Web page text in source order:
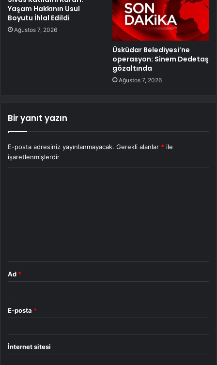
Yaşam Hakkının Usul
Boyutu İhlal Edildi
Ağustos 7, 2026
Üsküdar Belediyesi’ne
operasyon: Sinem Dedetaş
gözaltında
Ağustos 7, 2026
Bir yanıt yazın
E-posta adresiniz yayınlanmayacak. Gerekli alanlar * ile
işaretlenmişlerdir
Ad *
E-posta *
İnternet sitesi